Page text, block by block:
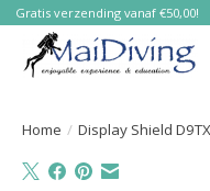
Gratis verzending vanaf €50,00!
Home / Display Shield